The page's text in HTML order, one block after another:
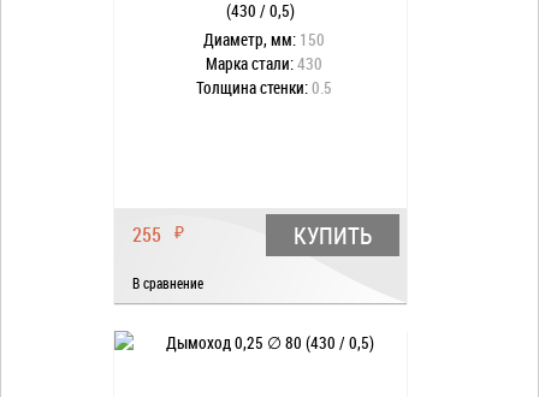
(430 / 0,5)
Диаметр, мм: 150
Марка стали:430
Толщина стенки:0.5
255 ₽ КУПИТЬ
В сравнение